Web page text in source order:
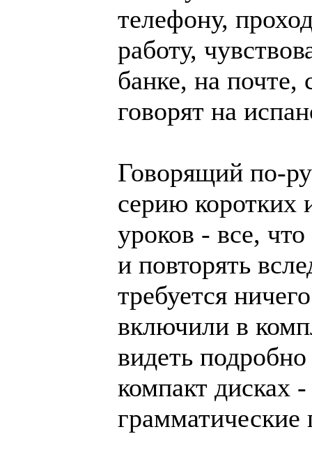
телефону,
работу,
банке, на почте,
говорят на
Говорящий по-
серию коротких
уроков - все,
и повторять
требуется
включили в
видеть
компакт дисках
грамматические